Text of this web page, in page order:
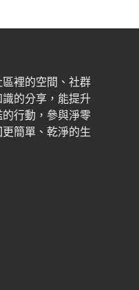
區裡的空間、社群
的分享，能提升
行動，參與淨零
簡單、乾淨的生